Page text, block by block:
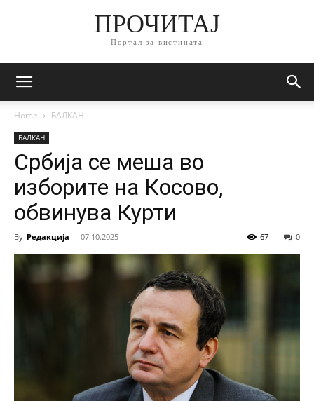
ПРОЧИТАЈ
Портал за вистината
Home БАЛКАН
БАЛКАН
Србија се меша во
изборите на Косово,
обвинува Курти
By Редакција - 07.10.2025 0
67